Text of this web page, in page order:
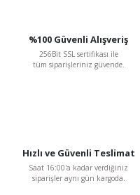
%100 Güvenli Alışveriş
256Bit SSL sertifikası ile
tüm siparişleriniz güvende.
Hızlı ve Güvenli Teslimat
Saat 16:00'a kadar verdiğiniz
siparişler aynı gün kargoda.